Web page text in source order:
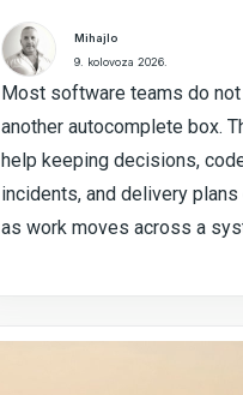
Mihajlo
9. kolovoza 2026.
Most software teams do
another autocomplete box.
help keeping decisions,
incidents, and delivery
as work moves across a